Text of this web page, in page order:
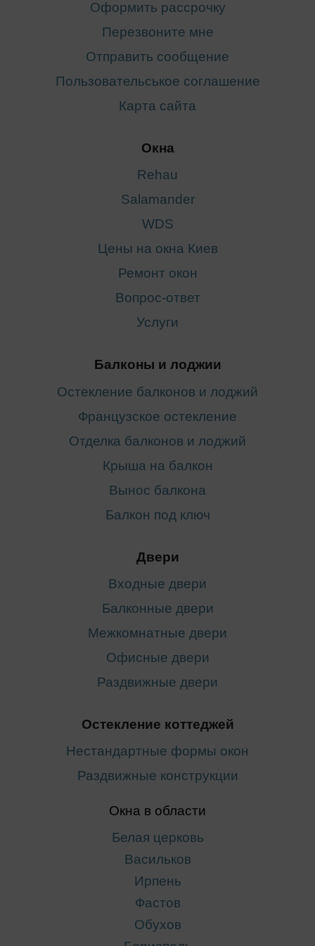
Оформить рассрочку
Перезвоните мне
Отправить сообщение
Пользовательськое соглашение
Карта сайта
Окна
Rehau
Salamander
WDS
Цены на окна Киев
Ремонт окон
Вопрос-ответ
Услуги
Балконы и лоджии
Остекление балконов и лоджий
Французское остекление
Отделка балконов и лоджий
Крыша на балкон
Вынос балкона
Балкон под ключ
Двери
Входные двери
Балконные двери
Межкомнатные двери
Офисные двери
Раздвижные двери
Остекление коттеджей
Нестандартные формы окон
Раздвижные конструкции
Окна в области
Белая церковь
Васильков
Ирпень
Фастов
Обухов